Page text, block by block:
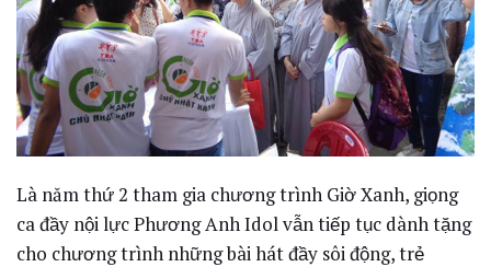
Là năm thứ 2 tham gia chương trình Giờ Xanh, giọng
ca đầy nội lực Phương Anh Idol vẫn tiếp tục dành tặng
cho chương trình những bài hát đầy sôi động, trẻ